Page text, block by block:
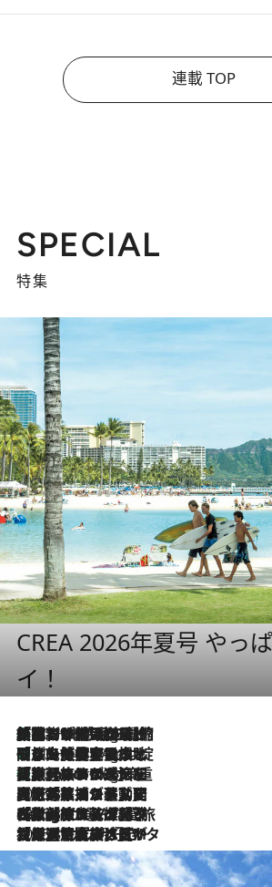
連載 TOP
SPECIAL
特集
CREA 2026年夏号 やっ
イ！
10 Hours Ago
「荷物が増えるほど旅ストレスは増す」美容ジャーナリストがたどり着いた最終結論。“化粧品を劇的に減らす”感動の凝縮美容とは
10 Hours Ago
「旅先には金髪ウィッグを持参」日本と同じメイクでは損してる!? 美容ジャーナリストが提案する“掟破りの旅美容”とは
10 Hours Ago
【厳選旅コスメ】「身軽さ＆UV対策重視！」ヘアアーティストshucoが選んだ夏旅ベストコスメを発表【Mサイズジップ】
2026.8.5
【厳選旅コスメ】国内をあちこち移動する河井菜摘が選んだ夏旅ベストコスメ発表！「リラックスアイテムはマスト」【Mサイズジップ】
2026.8.4
【厳選旅コスメ】「紫外線＆乾燥対策しながらメイク感も！」ヘア＆メイクGeorgeが選んだ夏旅ベストコスメを発表！【Mサイズジップ】
2026.8.3
【厳選旅コスメ】「保湿もタイパ重視！」“サウナ好き”タレント清水みさとが愛用する夏旅ベストコスメを発表！【Mサイズジップ】